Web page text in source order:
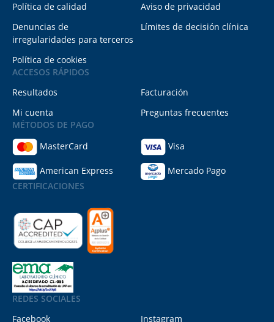
Política de calidad
Aviso de privacidad
Denuncias de
irregularidades para terceros
Límites de decisión clínica
Política de cookies
ACCESOS RÁPIDOS
Resultados
Facturación
Mi cuenta
Preguntas frecuentes
MÉTODOS DE PAGO
MasterCard
Visa
American Express
Mercado Pago
CERTIFICACIONES
REDES SOCIALES
Facebook
Instagram